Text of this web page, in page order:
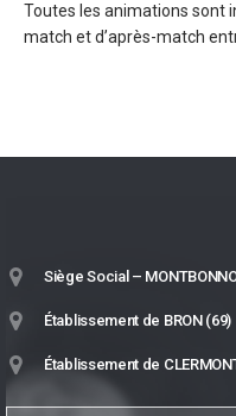
Toutes les animations sont
match et d’après-match
Siège Social –
Établissement de BRON (69)
Établissement de